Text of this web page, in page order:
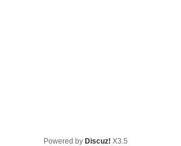
Powered by Discuz! X3.5